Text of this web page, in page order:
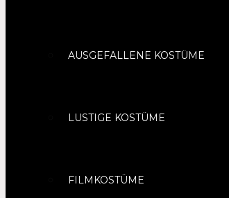
AUSGEFALLENE KOSTÜME
LUSTIGE KOSTÜME
FILMKOSTÜME